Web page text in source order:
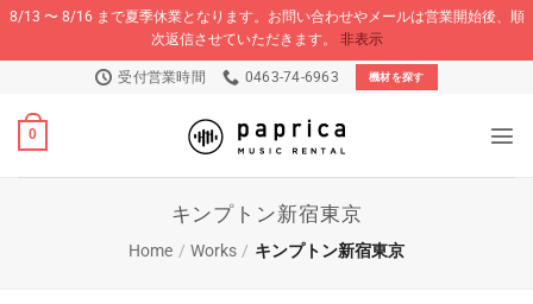
8/13 〜 8/16 まで夏季休業となります。お問い合わせやメールは営業開始後、順
次返信させていただきます。 非表示
content
受付営業時間 0463-74-6963 機材を探す
0
キンプトン新宿東京
Home / Works / キンプトン新宿東京